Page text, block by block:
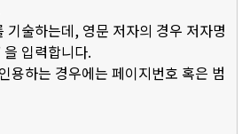
기술하는데, 영문 저자의 경우 저자명
입력합니다.
용하는 경우에는 페이지번호 혹은 범